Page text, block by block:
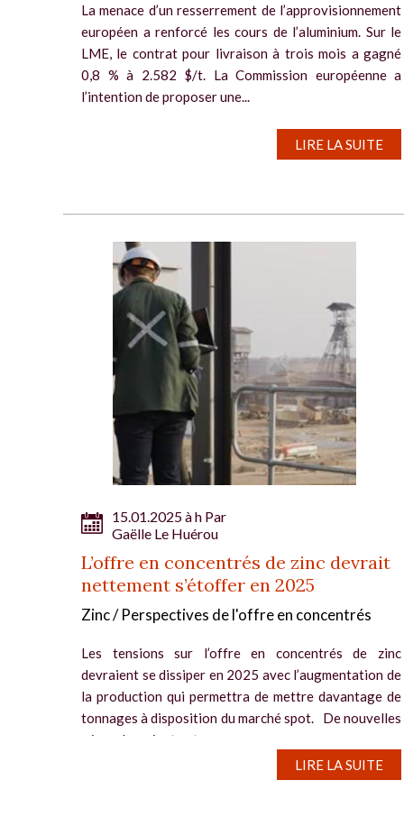
La menace d’un resserrement de l’approvisionnement
européen a renforcé les cours de l’aluminium. Sur le
LME, le contrat pour livraison à trois mois a gagné
0,8 % à 2.582 $/t. La Commission européenne a
l’intention de proposer une...
LIRE LA SUITE
15.01.2025 à h Par
Gaëlle Le Huérou
L’offre en concentrés de zinc devrait
nettement s’étoffer en 2025
Zinc / Perspectives de l'offre en concentrés
Les tensions sur l’offre en concentrés de zinc
devraient se dissiper en 2025 avec l’augmentation de
la production qui permettra de mettre davantage de
tonnages à disposition du marché spot. De nouvelles
mines devraient entrer...
LIRE LA SUITE